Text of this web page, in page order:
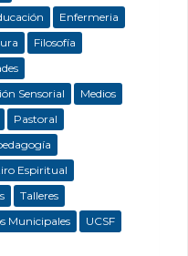
Enfermeria
Filosofía
Sensorial
Medios
Pastoral
Espiritual
Talleres
Municipales UCSF